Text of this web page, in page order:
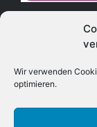
Wir verwenden
optimieren.
Retouren